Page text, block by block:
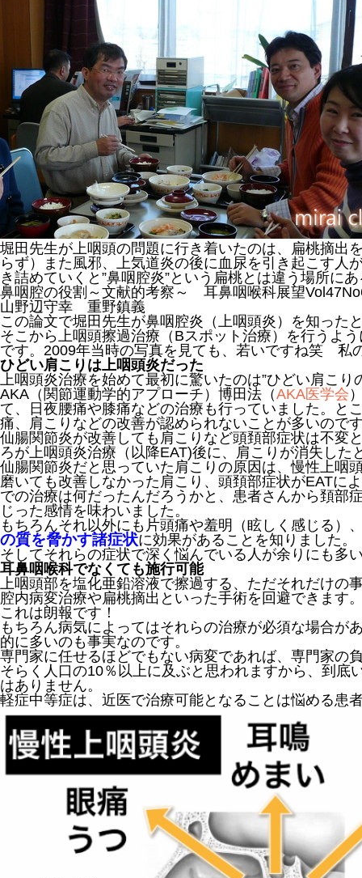
堀田先生が上咽頭の問題に行き着いたのは、扁桃摘出
らず）また風邪、上気道炎の後に血尿を引き起こす人
き詰めていくと”鼻咽腔炎”という扁桃とは違う場所に
鼻咽腔の役割～文献的考察～ 耳鼻咽喉科展望
山野辺守幸 重野鎮義
この論文で堀田先生が鼻咽腔炎（上咽頭炎）を知った
そこから上咽頭擦過治療（Bスポット治療）を行うよ
です。2009年当時の写真を見ても、若いですね笑 私
ひどい肩こりは上咽頭炎だった
上咽頭炎治療を始めて最初に驚いたのは”ひどい肩こ
AKA（関節運動学的アプローチ）博田法（AKA医学会
て、日夜腰痛や膝痛などの治療も行っていました。と
痛、肩こりなどの改善が認められないことが多いので
仙腸関節炎が改善しても肩こりなど頭頚部症状は不変
ろが上咽頭炎治療（以降EAT)後に、肩こりが消失した
仙腸関節炎だと思っていた肩こりの原因は、慢性上咽
磨いても改善しなかった肩こり、頭頚部症状がEATに
での治療は何だったんだろうかと、患者さんから頚部
じった感情を味わいました。
もちろんそれ以外にも片頭痛や羞明（眩しく感じる）
の質を脅かす諸症状に効果があることを知りました。
そしてそれらの症状で深く悩んでいる人が余りにも多
耳鼻咽喉科でなくても施行可能
上咽頭部を塩化亜鉛溶液で擦過する、ただそれだけ
腔内病変治療や扁桃摘出といった手術を回避できます
これは朗報です！
もちろん病気によってはそれらの治療が必須な場合が
的に多いのも事実なのです。
専門家に任せるほどでもない病変であれば、専門家の
そらく人口の10％以上に及ぶと思われますから、到底
はありません。
軽症中等症は、近医で治療可能となることは悩める患